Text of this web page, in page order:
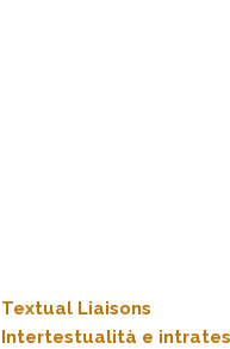
Textual Liaisons
Intertestualità e